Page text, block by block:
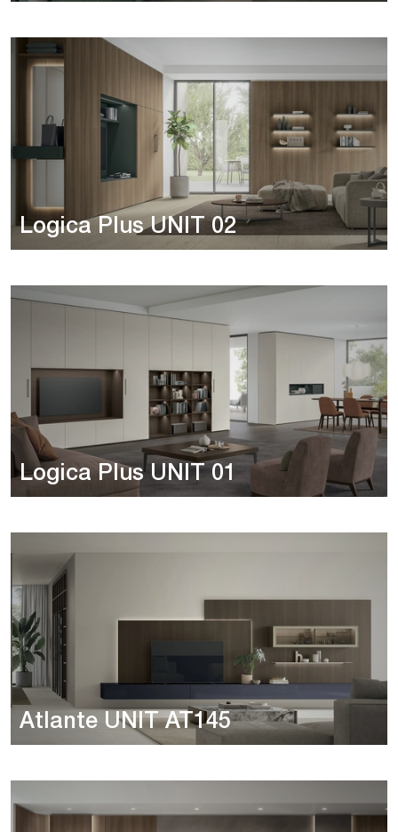
Logica Plus UNIT 02
Logica Plus UNIT 01
Atlante UNIT AT145